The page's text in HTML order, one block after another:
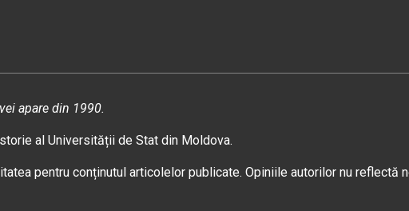
apare din 1990.
al Universității de Stat din Moldova.
pentru conținutul articolelor publicate. Opiniile autorilor nu reflectă